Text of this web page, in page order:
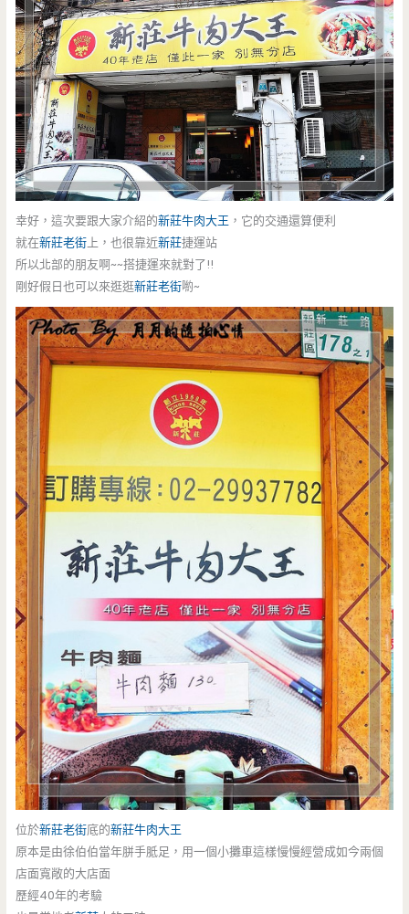
幸好，這次要跟大家介紹的新莊牛肉大王 ，它的交通還算便利
就在新莊老街上，也很靠近新莊捷運站
所以北部的朋友啊~~搭捷運來就對了!!
剛好假日也可以來逛逛新莊老街喲~
位於新莊老街底的新莊牛肉大王
原本是由徐伯伯當年胼手胝足，用一個小攤車這樣慢慢經營成如今兩個
店面寬敞的大店面
歷經40年的考驗